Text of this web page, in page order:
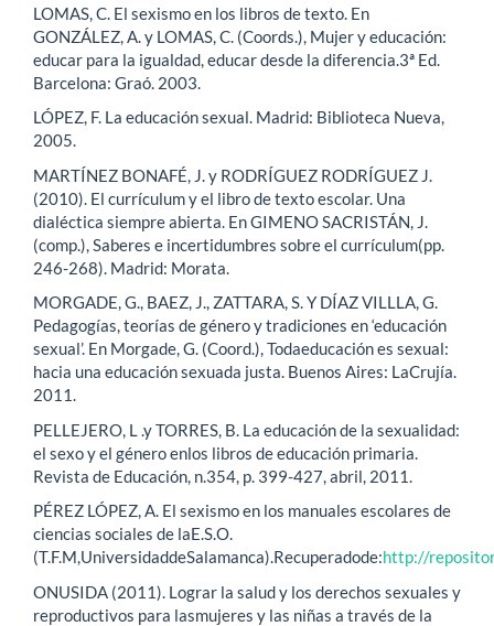
LOMAS, C. El sexismo en los libros de texto. En
GONZÁLEZ, A. y LOMAS, C. (Coords.), Mujer y educación:
educar para la igualdad, educar desde la diferencia.3ª Ed.
Barcelona: Graó. 2003.
LÓPEZ, F. La educación sexual. Madrid: Biblioteca Nueva,
2005.
MARTÍNEZ BONAFÉ, J. y RODRÍGUEZ RODRÍGUEZ J.
(2010). El currículum y el libro de texto escolar. Una
dialéctica siempre abierta. En GIMENO SACRISTÁN, J.
(comp.), Saberes e incertidumbres sobre el currículum(pp.
246-268). Madrid: Morata.
MORGADE, G., BAEZ, J., ZATTARA, S. Y DÍAZ VILLLA, G.
Pedagogías, teorías de género y tradiciones en ‘educación
sexual’. En Morgade, G. (Coord.), Todaeducación es sexual:
hacia una educación sexuada justa. Buenos Aires: LaCrujía.
2011.
PELLEJERO, L .y TORRES, B. La educación de la sexualidad:
el sexo y el género enlos libros de educación primaria.
Revista de Educación, n.354, p. 399-427, abril, 2011.
PÉREZ LÓPEZ, A. El sexismo en los manuales escolares de
ciencias sociales de laE.S.O.
(T.F.M,UniversidaddeSalamanca).Recuperadode:http://
ONUSIDA (2011). Lograr la salud y los derechos sexuales y
reproductivos para lasmujeres y las niñas a través de la